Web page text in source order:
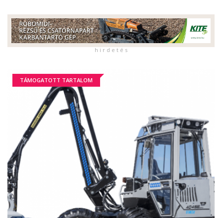
h i r d e t é s
TÁMOGATOTT TARTALOM